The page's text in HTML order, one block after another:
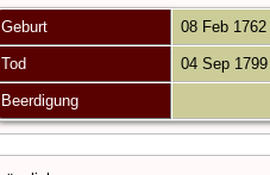
Geburt 08 Feb 1762
Tod 04 Sep 1799
Beerdigung